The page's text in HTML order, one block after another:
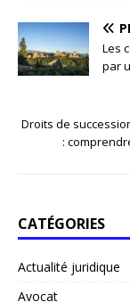
Les
par
Droits de
:
CATÉGORIES
Actualité juridique
Avocat